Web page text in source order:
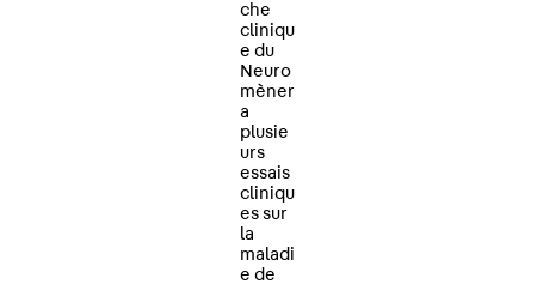
che
cliniqu
e du
Neuro
mèner
a
plusie
urs
essais
cliniqu
es sur
la
maladi
e de